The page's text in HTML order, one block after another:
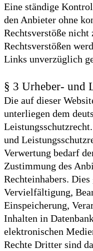
Eine ständige
den Anbieter ohne
Rechtsverstöße
Rechtsverstößen
Links unverzüglich
§ 3 Urheber- und
Die auf dieser
unterliegen dem
und
Verwertung bedarf
Zustimmung des
Rechteinhabers.
Vervielfältigung,
Einspeicherung,
Inhalten in
elektronischen
Rechte Dritter sind